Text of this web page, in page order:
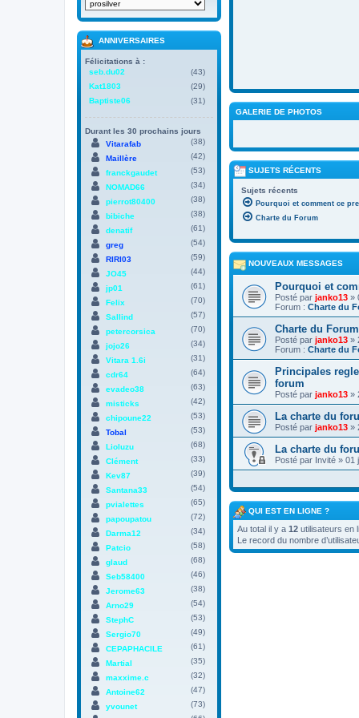
GALERIE DE PHOTOS
SUJETS RÉCENTS
Sujets récents
Pourquoi et comment ce
Charte du Forum
NOUVEAUX MESSAGES
Pourquoi et
Posté par janko13 »
Forum : Charte du
Charte du Forum
Posté par janko13 »
Forum : Charte du
Principales
forum
Posté par janko13 »
La charte du
Posté par janko13 »
La charte du
Posté par Invité » 01
QUI EST EN LIGNE ?
Au total il y a 12 utilisateurs en
Le record du nombre
ANNIVERSAIRES
Félicitations à :
seb.du02
(43)
Kat1803
(29)
Baptiste06
(31)
Durant les 30 prochains jours
Vitarafab
(38)
Maillère
(42)
franckgaudet
(53)
NOMAD66
(34)
pierrot80400
(38)
bibiche
(38)
denatif
(61)
greg
(54)
RIRI03
(59)
JO45
(44)
jp01
(61)
Felix
(70)
Sallind
(57)
petercorsica
(70)
jojo26
(34)
Vitara 1.6i
(31)
cdr64
(64)
evadeo38
(63)
misticks
(42)
chipoune22
(53)
Tobal
(53)
Lioluzu
(68)
Clément
(33)
Kev87
(39)
Santana33
(54)
pvialettes
(65)
papoupatou
(72)
Darma12
(34)
Patcio
(58)
glaud
(68)
Seb58400
(46)
Jerome63
(38)
Arno29
(54)
StephC
(53)
Sergio70
(49)
CEPAPHACILE
(61)
Martial
(35)
maxxime.c
(32)
Antoine62
(47)
yvounet
(73)